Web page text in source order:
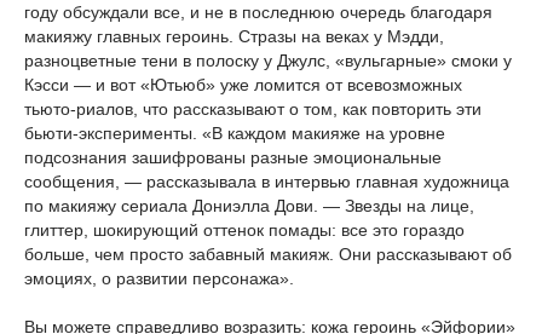
году обсуждали все, и не в последнюю очередь благодаря
макияжу главных героинь. Стразы на веках у Мэдди,
разноцветные тени в полоску у Джулс, «вульгарные» смоки у
Кэсси — и вот «Ютьюб» уже ломится от всевозможных
тьюто-риалов, что рассказывают о том, как повторить эти
бьюти-эксперименты. «В каждом макияже на уровне
подсознания зашифрованы разные эмоциональные
сообщения, — рассказывала в интервью главная художница
по макияжу сериала Дониэлла Дови. — Звезды на лице,
глиттер, шокирующий оттенок помады: все это гораздо
больше, чем просто забавный макияж. Они рассказывают об
эмоциях, о развитии персонажа».
Вы можете справедливо возразить: кожа героинь «Эйфории»